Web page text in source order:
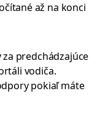
až na konci
predchádzajúce
vodiča.
pokiaľ máte